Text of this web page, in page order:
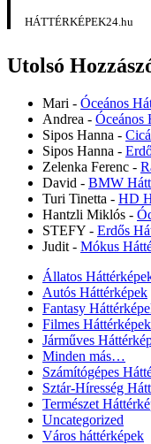
HÁTTÉRKÉPEK24.hu
Utolsó
Mari - Óceános
Andrea - Óceános
Sipos Hanna -
Sipos Hanna -
Zelenka Ferenc -
David - BMW
Turi Tinetta - HD
Hantzli Miklós -
STEFY - Erdős
Judit - Mókus
Állatos
Autós Háttérképek
Fantasy
Filmes Háttérképek
Járműves
Minden más…
Számítógépes
Sztár-Híresség
Természet
Uncategorized
Város háttérképek